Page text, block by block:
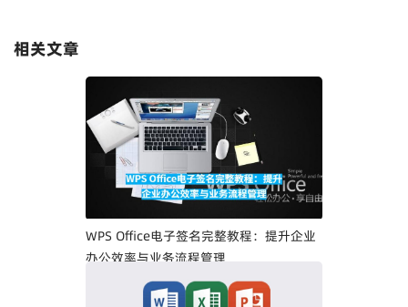
相关文章
WPS Office电子签名完整教程：提升企业
办公效率与业务流程管理